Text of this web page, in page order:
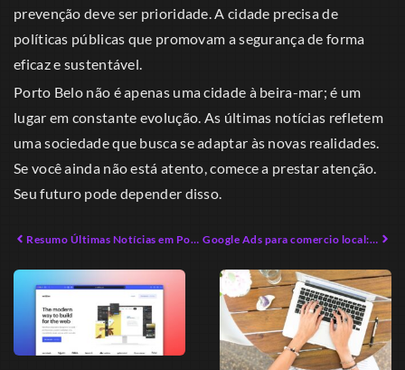
prevenção deve ser prioridade. A cidade precisa de
políticas públicas que promovam a segurança de forma
eficaz e sustentável.
Porto Belo não é apenas uma cidade à beira-mar; é um
lugar em constante evolução. As últimas notícias refletem
uma sociedade que busca se adaptar às novas realidades.
Se você ainda não está atento, comece a prestar atenção.
Seu futuro pode depender disso.
Resumo Últimas Notícias em Porto Belo SC: O Que Você Ignorou Google Ads para comercio local: Estratégias Eficazes